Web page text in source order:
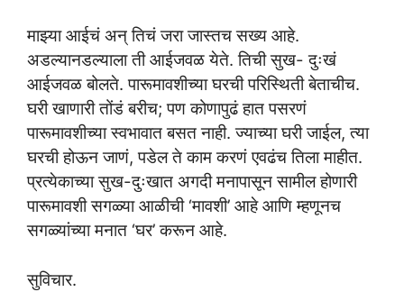
माझ्या आईचं अन् तिचं जरा जास्तच सख्य आहे.
अडल्यानडल्याला ती आईजवळ येते. तिची सुख- दुःखं
आईजवळ बोलते. पारूमावशीच्या घरची परिस्थिती बेताचीच.
घरी खाणारी तोंडं बरीच; पण कोणापुढं हात पसरणं
पारूमावशीच्या स्वभावात बसत नाही. ज्याच्या घरी जाईल, त्या
घरची होऊन जाणं, पडेल ते काम करणं एवढंच तिला माहीत.
प्रत्येकाच्या सुख-दुःखात अगदी मनापासून सामील होणारी
पारूमावशी सगळ्या आळीची ‘मावशी’ आहे आणि म्हणूनच
सगळ्यांच्या मनात ‘घर’ करून आहे.
सुविचार.